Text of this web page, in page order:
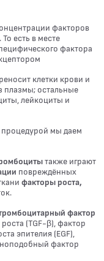
факторов
есть в месте
фактора
клетки крови и
плазмы; остальные
лейкоциты и
мы даем
также играют
повреждённых
факторы роста,
фактор
(TGF-β), фактор
эпителия (EGF),
фактор